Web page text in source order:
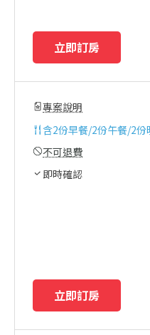
立即訂房
專案說明
含2份早餐/2份午餐/2份
不可退費
即時確認
立即訂房